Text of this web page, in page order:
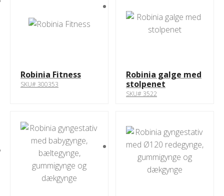
Robinia Fitness
SKU# 300353
Robinia galge med
stolpenet
SKU# 3522